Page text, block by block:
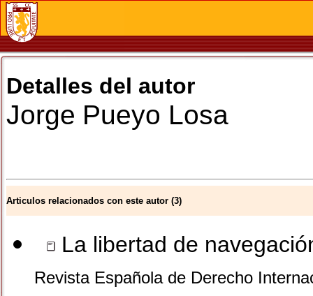
Detalles del autor
Jorge Pueyo Losa
Articulos relacionados con este autor (3)
La libertad de
Revista Española de Derecho